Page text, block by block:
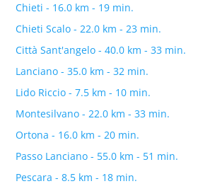
Chieti - 16.0 km - 19 min.
Chieti Scalo - 22.0 km - 23 min.
Città Sant'angelo - 40.0 km - 33 min.
Lanciano - 35.0 km - 32 min.
Lido Riccio - 7.5 km - 10 min.
Montesilvano - 22.0 km - 33 min.
Ortona - 16.0 km - 20 min.
Passo Lanciano - 55.0 km - 51 min.
Pescara - 8.5 km - 18 min.